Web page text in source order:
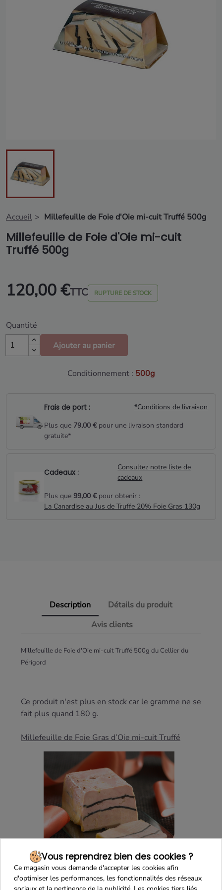
Accueil Millefeuille de Foie d'Oie mi-cuit Truffé 500g
Millefeuille de Foie d'Oie mi-cuit
Truffé 500g
120,00 €TTC RUPTURE DE STOCK
Quantité
Ajouter au panier
Conditionnement : 500g
Frais de port :
*Conditions de livraison
Plus que 79,00 €pour une livraison standard
gratuite*
Cadeaux :
Consultez notre liste de
cadeaux
Plus que 99,00 €pour obtenir :
La Canardise au Jus de Truffe 20% Foie Gras 130g
Description
Détails du produit
Avis clients
Millefeuille de Foie d'Oie mi-cuit Truffé 500g du Cellier du
Périgord
Ce produit n'est plus en stock car le gramme ne se
fait plus quand 180 g.
Millefeuille de Foie Gras d’Oie mi-cuit Truffé
Vous reprendrez bien des cookies ?
Ce magasin vous demande d'accepter les cookies afin
d'optimiser les performances, les fonctionnalités des réseaux